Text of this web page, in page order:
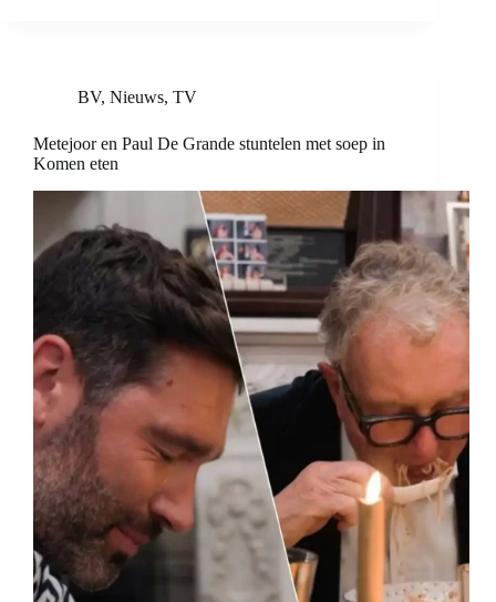
BV, Nieuws, TV
Metejoor en Paul De Grande stuntelen met soep in
Komen eten